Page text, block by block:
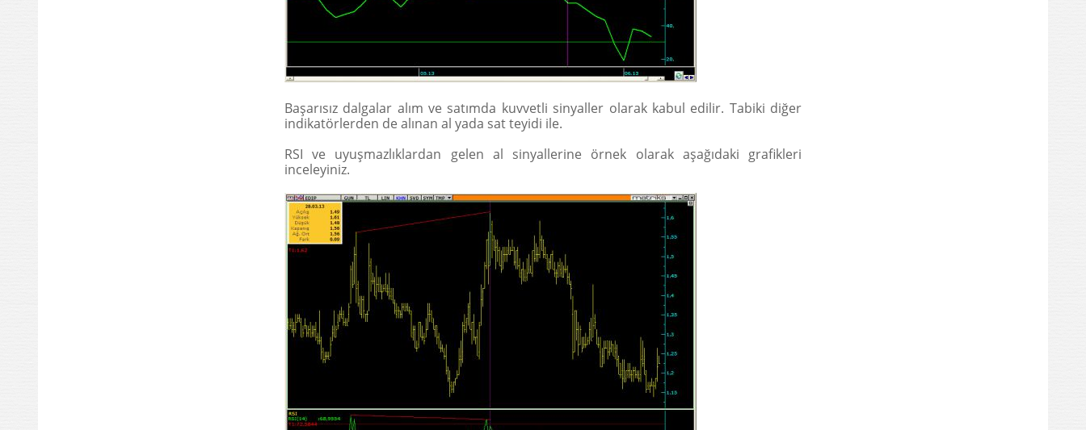
Başarısız dalgalar alım ve satımda kuvvetli sinyaller olarak kabul edilir. Tabiki diğer
indikatörlerden de alınan al yada sat teyidi ile.
RSI ve uyuşmazlıklardan gelen al sinyallerine örnek olarak aşağıdaki grafikleri
inceleyiniz.